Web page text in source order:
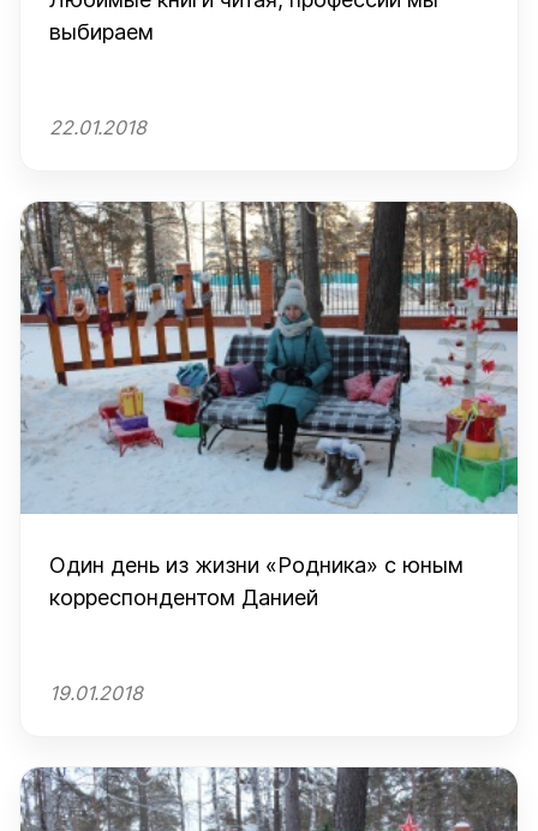
выбираем
22.01.2018
Один день из жизни «Родника» с юным
корреспондентом Данией
19.01.2018